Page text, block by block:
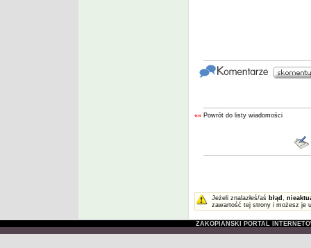
«« Powrót do listy wiadomości
Jeżeli znalazłeś/aś błąd ,
zawartość tej strony i możesz je
ZAKOPIAŃSKI PORTAL